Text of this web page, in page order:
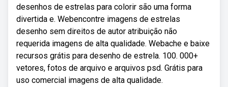
desenhos de estrelas para colorir são uma forma
divertida e. Webencontre imagens de estrelas
desenho sem direitos de autor atribuição não
requerida imagens de alta qualidade. Webache e baixe
recursos grátis para desenho de estrela. 100. 000+
vetores, fotos de arquivo e arquivos psd. Grátis para
uso comercial imagens de alta qualidade.